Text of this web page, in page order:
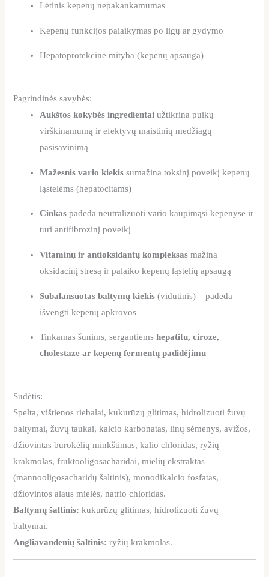
Lėtinis kepenų nepakankamumas
Kepenų funkcijos palaikymas po ligų ar gydymo
Hepatoprotekcinė mityba (kepenų apsauga)
Pagrindinės savybės:
Aukštos kokybės ingredientai užtikrina puikų
virškinamumą ir efektyvų maistinių medžiagų
pasisavinimą
Mažesnis vario kiekis sumažina toksinį poveikį kepenų
ląstelėms (hepatocitams)
Cinkas padeda neutralizuoti vario kaupimąsi kepenyse ir
turi antifibrozinį poveikį
Vitaminų ir antioksidantų kompleksas mažina
oksidacinį stresą ir palaiko kepenų ląstelių apsaugą
Subalansuotas baltymų kiekis (vidutinis) – padeda
išvengti kepenų apkrovos
Tinkamas šunims, sergantiemshepatitu, ciroze,
cholestaze ar kepenų fermentų padidėjimu
Sudėtis:
Spelta, vištienos riebalai, kukurūzų glitimas, hidrolizuoti žuvų
baltymai, žuvų taukai, kalcio karbonatas, linų sėmenys, avižos,
džiovintas burokėlių minkštimas, kalio chloridas, ryžių
krakmolas, fruktooligosacharidai, mielių ekstraktas
(mannooligosacharidų šaltinis), monodikalcio fosfatas,
džiovintos alaus mielės, natrio chloridas.
Baltymų šaltinis: kukurūzų glitimas, hidrolizuoti žuvų
baltymai.
Angliavandenių šaltinis: ryžių krakmolas.